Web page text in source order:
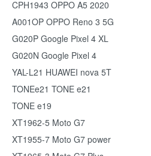
CPH1943 OPPO A5 2020
A001OP OPPO Reno 3 5G
G020P Google Pixel 4 XL
G020N Google Pixel 4
YAL-L21 HUAWEI nova 5T
TONEe21 TONE e21
TONE e19
XT1962-5 Moto G7
XT1955-7 Moto G7 power